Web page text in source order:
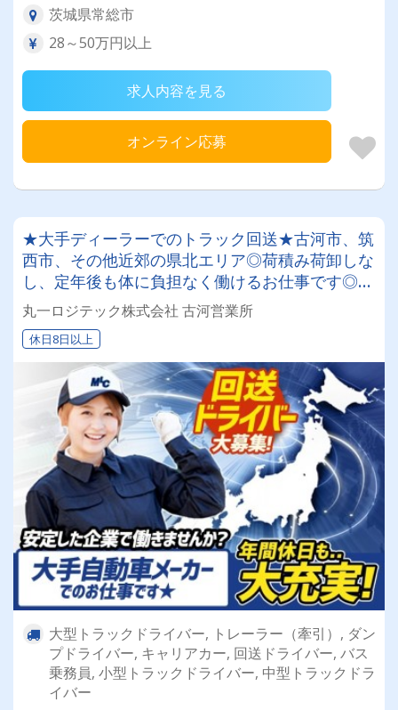
茨城県常総市
28～50万円以上
求人内容を見る
オンライン応募
★大手ディーラーでのトラック回送★古河市、筑
西市、その他近郊の県北エリア◎荷積み荷卸しな
し、定年後も体に負担なく働けるお仕事です◎日
勤業務で残業はほとんどありません！プライベー
ト充実♪
丸一ロジテック株式会社 古河営業所
休日8日以上
大型トラックドライバー, トレーラー（牽引）, ダン
プドライバー, キャリアカー, 回送ドライバー, バス
乗務員, 小型トラックドライバー, 中型トラックドラ
イバー